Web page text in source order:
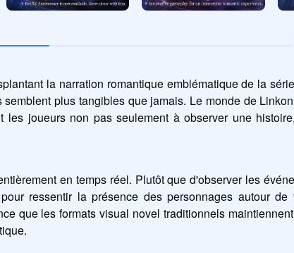
la narration romantique emblématique de la
plus tangibles que jamais. Le monde de
joueurs non pas seulement à observer une
en temps réel. Plutôt que d'observer les
ressentir la présence des personnages autour de
que les formats visual novel traditionnels